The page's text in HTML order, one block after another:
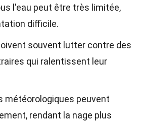
l'eau peut être très limitée,
difficile.
souvent lutter contre des
qui ralentissent leur
météorologiques peuvent
rendant la nage plus